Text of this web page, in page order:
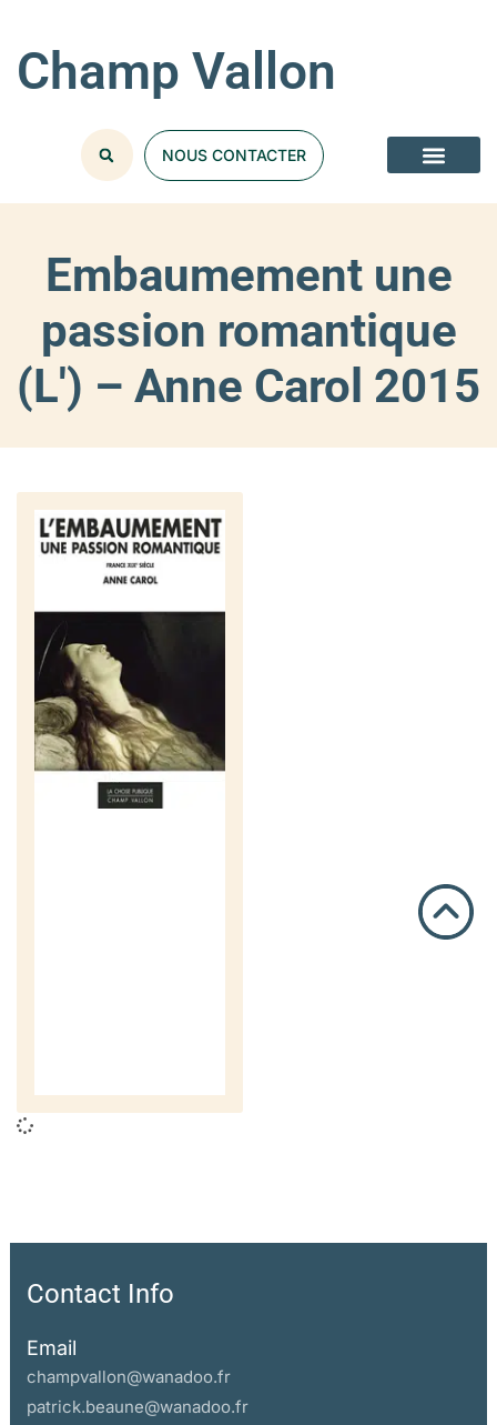
Champ Vallon
NOUS CONTACTER
Embaumement une
passion romantique
(L') – Anne Carol 2015
Contact Info
Email
champvallon@wanadoo.fr
patrick.beaune@wanadoo.fr